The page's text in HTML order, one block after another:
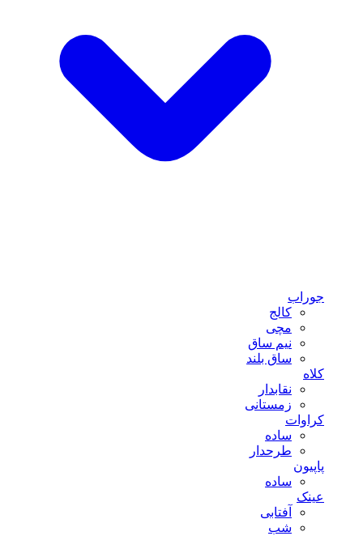
جوراب
کالج
مچی
نیم ساق
ساق بلند
کلاه
نقابدار
زمستانی
کراوات
ساده
طرحدار
پاپیون
ساده
عینک
آفتابی
شب